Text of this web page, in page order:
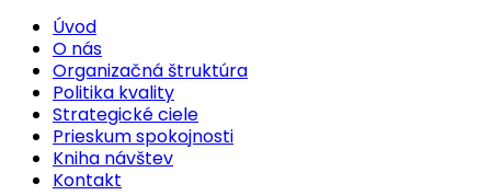
Úvod
O nás
Organizačná štruktúra
Politika kvality
Strategické ciele
Prieskum spokojnosti
Kniha návštev
Kontakt